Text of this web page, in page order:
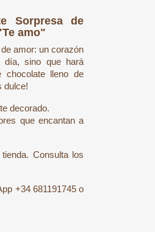
Sorpresa de
amo"
amor: un corazón
día, sino que hará
chocolate lleno de
dulce!
decorado.
que encantan a
Consulta los
+34 681191745o